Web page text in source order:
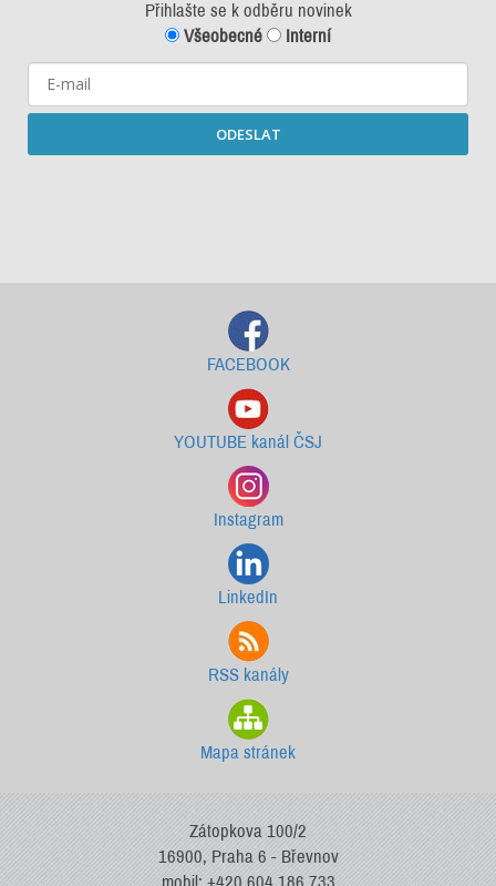
Přihlašte se k odběru novinek
Všeobecné
Interní
ODESLAT
FACEBOOK
YOUTUBE kanál ČSJ
Instagram
LinkedIn
RSS kanály
Mapa stránek
Zátopkova 100/2
16900, Praha 6 - Břevnov
mobil: +420 604 186 733